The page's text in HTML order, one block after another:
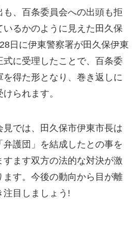
も、百条委員会への出頭も拒
るかのように見えた田久保
日に伊東警察署が田久保伊東
に受理したことで、百条委
を得た形となり、巻き返しに
られます。
見では、田久保市伊東市長は
護団」を結成したとの事を
ます双方の法的な対決が激
す。今後の動向から目が離
注目しましょう!